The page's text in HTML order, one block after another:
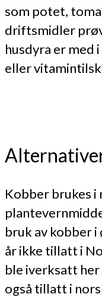
som potet,
driftsmidler
husdyra er med
eller
Kobber brukes i
bruk av kobber
år ikke tillatt i
ble iverksatt
også tillatt i